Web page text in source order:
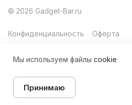
Главная Каталог
© 2026 Gadget-Bar.ru
Конфиденциальность Оферта
Мы используем файлы cookie
Принимаю